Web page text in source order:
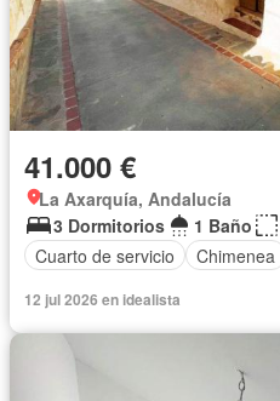
41.000 €
La Axarquía, Andalucía
3 Dormitorios
1 Baño
Cuarto de servicio
Chimenea
12 jul 2026 en idealista